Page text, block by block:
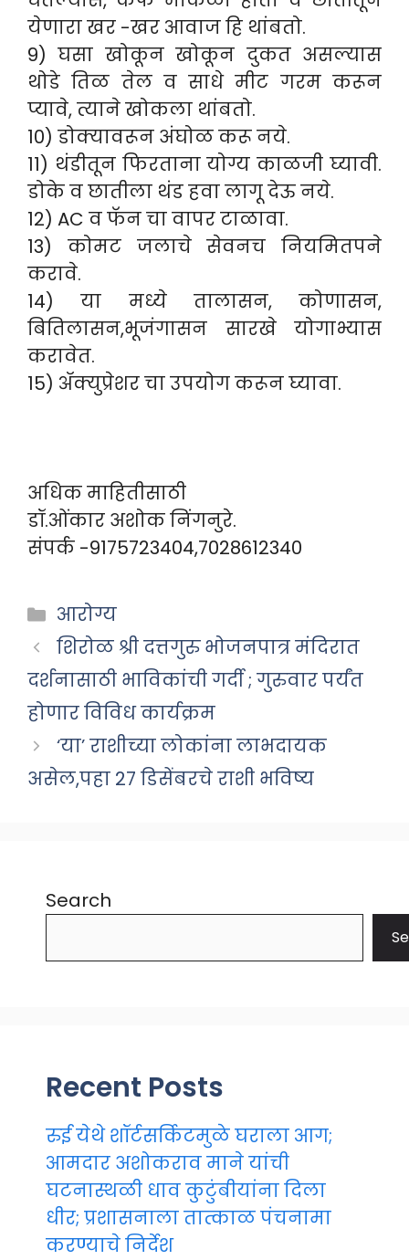
येणारा खर -खर आवाज हि थांबतो.
9) घसा खोकून खोकून दुकत असल्यास
थोडे तिळ तेल व साधे मीट गरम करून
प्यावे, त्याने खोकला थांबतो.
10) डोक्यावरून अंघोळ करू नये.
11) थंडीतून फिरताना योग्य काळजी घ्यावी.
डोके व छातीला थंड हवा लागू देऊ नये.
12) AC व फॅन चा वापर टाळावा.
13) कोमट जलाचे सेवनच नियमितपने
करावे.
14) या मध्ये तालासन, कोणासन,
बितिलासन,भूजंगासन सारखे योगाभ्यास
करावेत.
15) ॲक्युप्रेशर चा उपयोग करून घ्यावा.
अधिक माहितीसाठी
डॉ.ओंकार अशोक निंगनुरे.
संपर्क -9175723404,7028612340
Categories
आरोग्य
शिरोळ श्री दत्तगुरु भोजनपात्र मंदिरात
दर्शनासाठी भाविकांची गर्दी ; गुरुवार पर्यंत
होणार विविध कार्यक्रम
‘या’ राशीच्या लोकांना लाभदायक
असेल,पहा 27 डिसेंबरचे राशी भविष्य
Search
Recent Posts
रुई येथे शॉर्टसर्किटमुळे घराला आग;
आमदार अशोकराव माने यांची
घटनास्थळी धाव कुटुंबीयांना दिला
धीर; प्रशासनाला तात्काळ पंचनामा
करण्याचे निर्देश